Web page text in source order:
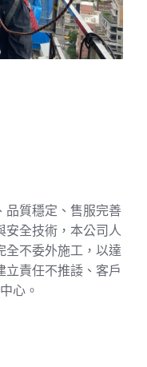
品質穩定、售服完善
安全技術，本公司人
全不委外施工，以達
立責任不推諉、客戶
心。
，安全性